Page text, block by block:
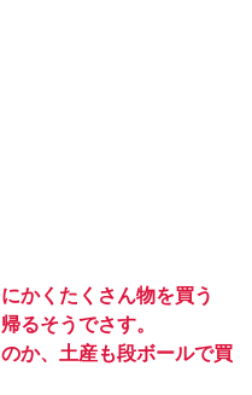
かくたくさん物を買う
るそうでさす。
か、土産も段ボールで買